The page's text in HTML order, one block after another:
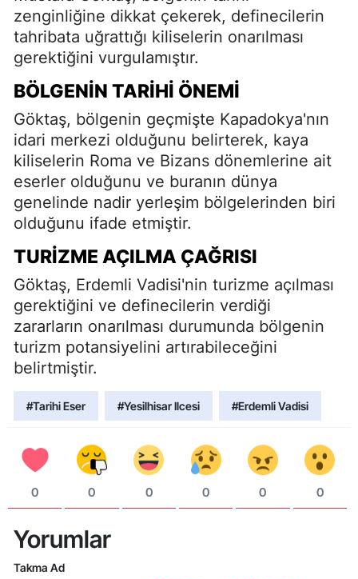
zenginliğine dikkat çekerek, definecilerin
tahribata uğrattığı kiliselerin onarılması
gerektiğini vurgulamıştır.
BÖLGENIN TARIHI ÖNEMI
Göktaş, bölgenin geçmişte Kapadokya'nın
idari merkezi olduğunu belirterek, kaya
kiliselerin Roma ve Bizans dönemlerine ait
eserler olduğunu ve buranın dünya
genelinde nadir yerleşim bölgelerinden biri
olduğunu ifade etmiştir.
TURIZME AÇILMA ÇAĞRISI
Göktaş, Erdemli Vadisi'nin turizme açılması
gerektiğini ve definecilerin verdiği
zararların onarılması durumunda bölgenin
turizm potansiyelini artırabileceğini
belirtmiştir.
#Tarihi Eser #Yesilhisar Ilcesi #Erdemli Vadisi
0 0 0 0 0 0
Yorumlar
Takma Ad